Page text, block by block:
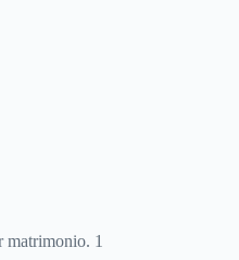
matrimonio. 1